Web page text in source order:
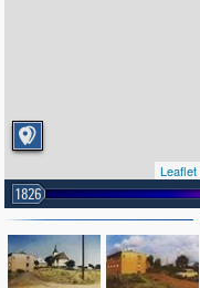
Leaflet
1826